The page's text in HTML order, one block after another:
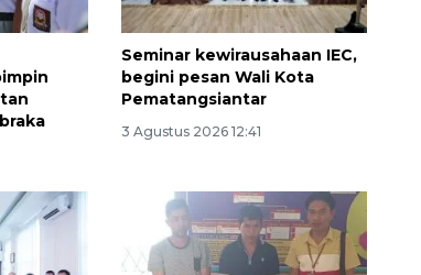
Seminar kewirausahaan IEC,
begini pesan Wali Kota
Pematangsiantar
3 Agustus 2026 12:41